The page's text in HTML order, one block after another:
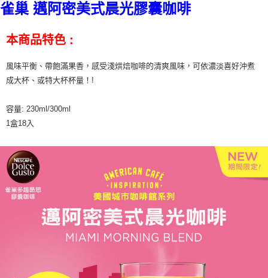
雀巢 邁阿密美式晨光膠囊咖啡
本商品特色 :
風味平衡、帶飽滿果香，感受淺烘焙咖啡的清爽風味，可依濃淡喜好沖煮
成大杯、或特大杯杯量！!
容量: 230ml/300ml
1盒18入